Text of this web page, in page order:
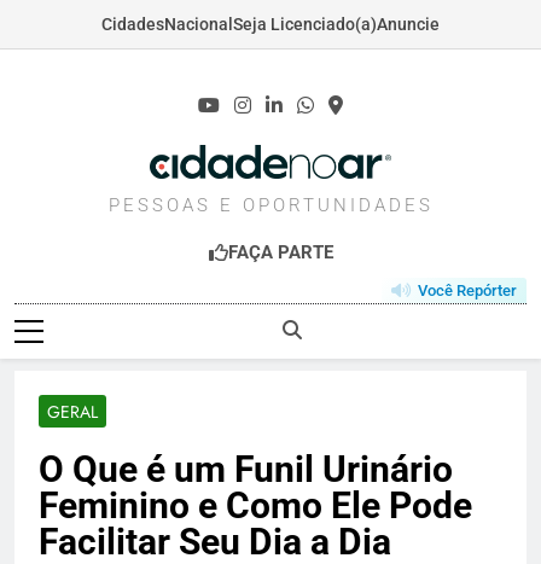
CidadesNacional Seja Licenciado(a)Anuncie
CIDADENOAR.COM
PESSOAS E OPORTUNIDADES
FAÇA PARTE
Você Repórter
GERAL
O Que é um Funil Urinário
Feminino e Como Ele Pode
Facilitar Seu Dia a Dia